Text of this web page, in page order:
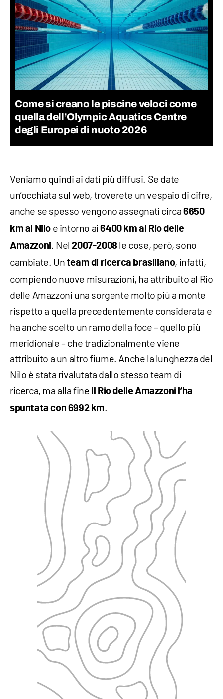
Come si creano le piscine veloci come
quella dell’Olympic Aquatics Centre
degli Europei di nuoto 2026
Veniamo quindi ai dati più diffusi. Se date
un’occhiata sul web, troverete un vespaio di cifre,
anche se spesso vengono assegnati circa6650
km al Nilo e intorno ai6400 km al Rio delle
Amazzoni. Nel2007-2008 le cose, però, sono
cambiate. Un team di ricerca brasiliano, infatti,
compiendo nuove misurazioni, ha attribuito al Rio
delle Amazzoni una sorgente molto più a monte
rispetto a quella precedentemente considerata e
ha anche scelto un ramo della foce – quello più
meridionale – che tradizionalmente viene
attribuito a un altro fiume. Anche la lunghezza del
Nilo è stata rivalutata dallo stesso team di
ricerca, ma alla fine il Rio delle Amazzoni l’ha
spuntata con 6992 km.